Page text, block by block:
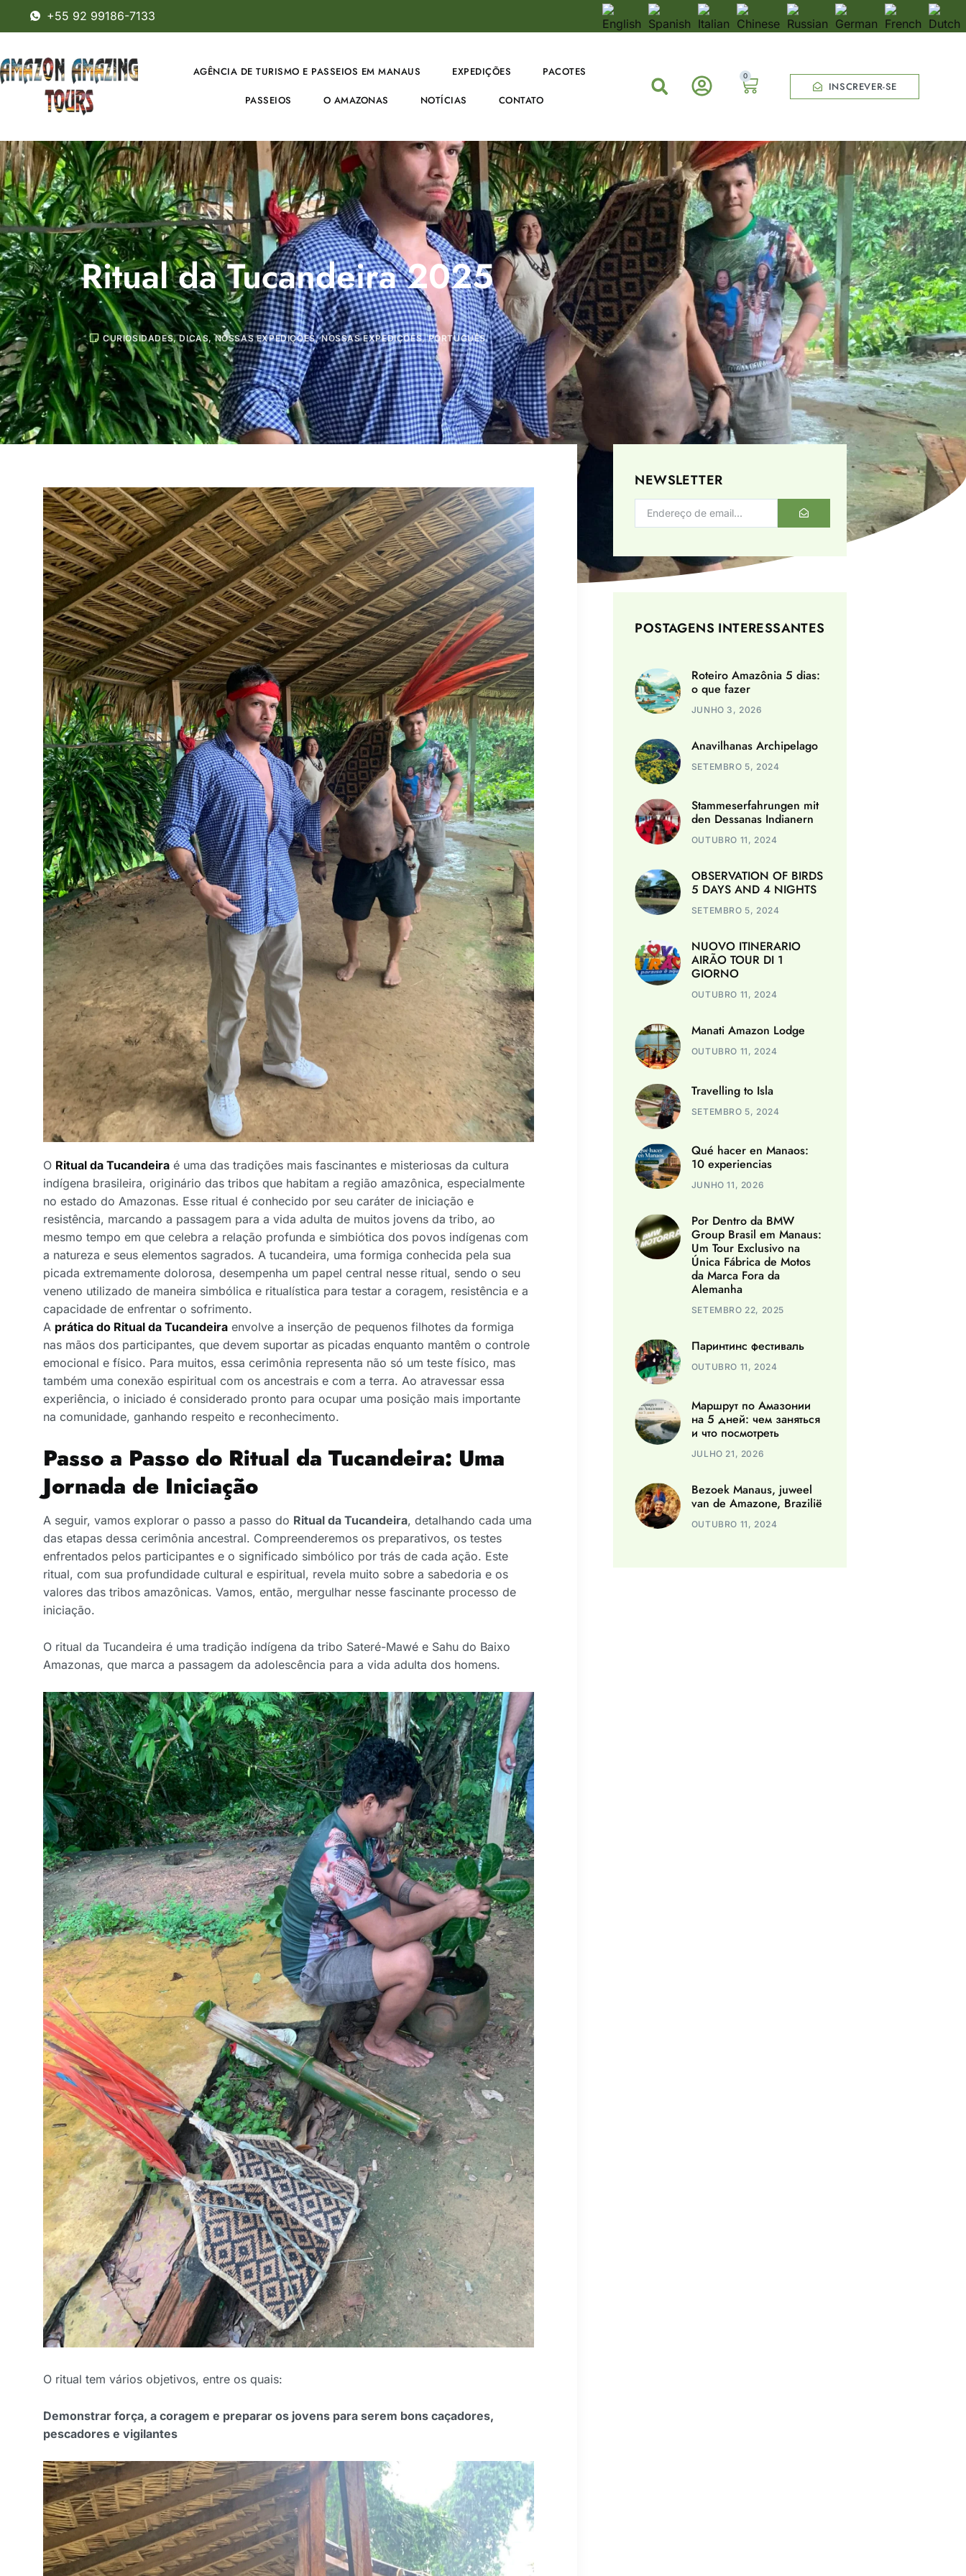
+55 92 99186-7133
AGÊNCIA DE TURISMO E PASSEIOS EM MANAUS EXPEDIÇÕES PACOTES
PASSEIOS O AMAZONAS NOTÍCIAS CONTATO
0
INSCREVER-SE
Ritual da Tucandeira 2025
CURIOSIDADES,DICAS,NOSSAS EXPEDIÇÕES,NOSSAS EXPEDIÇÕES,PORTUGUÊS
O Ritual da Tucandeira é uma das tradições mais fascinantes e misteriosas da cultura
indígena brasileira, originário das tribos que habitam a região amazônica, especialmente
no estado do Amazonas. Esse ritual é conhecido por seu caráter de iniciação e
resistência, marcando a passagem para a vida adulta de muitos jovens da tribo, ao
mesmo tempo em que celebra a relação profunda e simbiótica dos povos indígenas com
a natureza e seus elementos sagrados. A tucandeira, uma formiga conhecida pela sua
picada extremamente dolorosa, desempenha um papel central nesse ritual, sendo o seu
veneno utilizado de maneira simbólica e ritualística para testar a coragem, resistência e a
capacidade de enfrentar o sofrimento.
A prática do Ritual da Tucandeira envolve a inserção de pequenos filhotes da formiga
nas mãos dos participantes, que devem suportar as picadas enquanto mantêm o controle
emocional e físico. Para muitos, essa cerimônia representa não só um teste físico, mas
também uma conexão espiritual com os ancestrais e com a terra. Ao atravessar essa
experiência, o iniciado é considerado pronto para ocupar uma posição mais importante
na comunidade, ganhando respeito e reconhecimento.
Passo a Passo do Ritual da Tucandeira: Uma
Jornada de Iniciação
A seguir, vamos explorar o passo a passo do Ritual da Tucandeira, detalhando cada uma
das etapas dessa cerimônia ancestral. Compreenderemos os preparativos, os testes
enfrentados pelos participantes e o significado simbólico por trás de cada ação. Este
ritual, com sua profundidade cultural e espiritual, revela muito sobre a sabedoria e os
valores das tribos amazônicas. Vamos, então, mergulhar nesse fascinante processo de
iniciação.
O ritual da Tucandeira é uma tradição indígena da tribo Sateré-Mawé e Sahu do Baixo
Amazonas, que marca a passagem da adolescência para a vida adulta dos homens.
O ritual tem vários objetivos, entre os quais:
Demonstrar força, a coragem e preparar os jovens para serem bons caçadores,
pescadores e vigilantes
NEWSLETTER
POSTAGENS INTERESSANTES
Roteiro Amazônia 5 dias:
o que fazer
JUNHO 3, 2026
Anavilhanas Archipelago
SETEMBRO 5, 2024
Stammeserfahrungen mit
den Dessanas Indianern
OUTUBRO 11, 2024
OBSERVATION OF BIRDS
5 DAYS AND 4 NIGHTS
SETEMBRO 5, 2024
NUOVO ITINERARIO
AIRÃO TOUR DI 1
GIORNO
OUTUBRO 11, 2024
Manati Amazon Lodge
OUTUBRO 11, 2024
Travelling to Isla
SETEMBRO 5, 2024
Qué hacer en Manaos:
10 experiencias
JUNHO 11, 2026
Por Dentro da BMW
Group Brasil em Manaus:
Um Tour Exclusivo na
Única Fábrica de Motos
da Marca Fora da
Alemanha
SETEMBRO 22, 2025
Паринтинс фестиваль
OUTUBRO 11, 2024
Маршрут по Амазонии
на 5 дней: чем заняться
и что посмотреть
JULHO 21, 2026
Bezoek Manaus, juweel
van de Amazone, Brazilië
OUTUBRO 11, 2024